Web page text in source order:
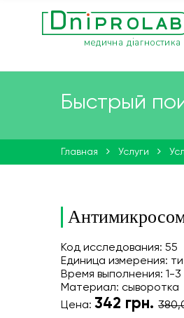
Быстрый
Главная Услуги
Код исследования: 55
Единица измерения:
Время выполнения: 1-3
Материал: сыворотка
Цена: 342 грн.